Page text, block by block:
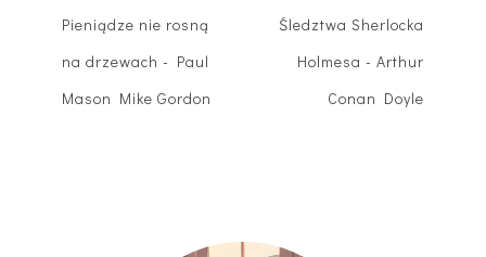
Pieniądze nie rosną
na drzewach - Paul
Mason Mike Gordon
Śledztwa Sherlocka
Holmesa - Arthur
Conan Doyle